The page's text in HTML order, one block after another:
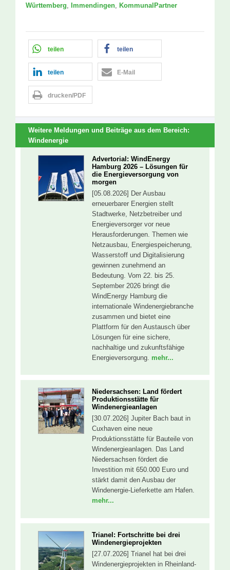
Württemberg, Immendingen, KommunalPartner
teilen teilen
teilen E-Mail
drucken/PDF
Weitere Meldungen und Beiträge aus dem Bereich:
Windenergie
Advertorial: WindEnergy
Hamburg 2026 – Lösungen für
die Energieversorgung von
morgen
[05.08.2026] Der Ausbau
erneuerbarer Energien stellt
Stadtwerke, Netzbetreiber und
Energieversorger vor neue
Herausforderungen. Themen wie
Netzausbau, Energiespeicherung,
Wasserstoff und Digitalisierung
gewinnen zunehmend an
Bedeutung. Vom 22. bis 25.
September 2026 bringt die
WindEnergy Hamburg die
internationale Windenergiebranche
zusammen und bietet eine
Plattform für den Austausch über
Lösungen für eine sichere,
nachhaltige und zukunftsfähige
Energieversorgung. mehr...
Niedersachsen: Land fördert
Produktionsstätte für
Windenergieanlagen
[30.07.2026] Jupiter Bach baut in
Cuxhaven eine neue
Produktionsstätte für Bauteile von
Windenergieanlagen. Das Land
Niedersachsen fördert die
Investition mit 650.000 Euro und
stärkt damit den Ausbau der
Windenergie-Lieferkette am Hafen.
mehr...
Trianel: Fortschritte bei drei
Windenergieprojekten
[27.07.2026] Trianel hat bei drei
Windenergieprojekten in Rheinland-